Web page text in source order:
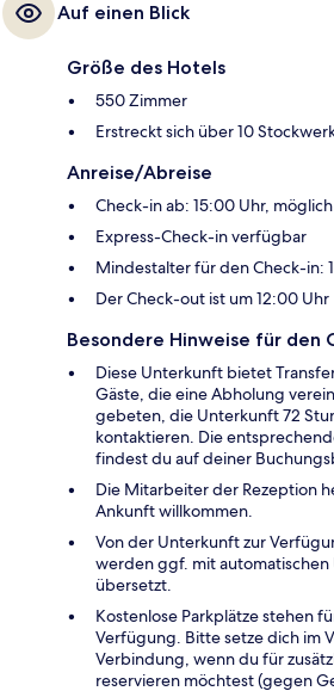
Auf einen Blick
Größe des Hotels
550 Zimmer
Erstreckt sich über 10
Anreise/Abreise
Check-in ab: 15:00 Uhr,
Express-Check-in verfügbar
Mindestalter für den Check-in:
Der Check-out ist um 12:00 Uhr
Besondere Hinweise für den
Diese Unterkunft bietet
Gäste, die eine Abholung
gebeten, die Unterkunft 72
kontaktieren. Die
findest du auf deiner
Die Mitarbeiter der Rezeption
Ankunft willkommen.
Von der Unterkunft zur
werden ggf. mit
übersetzt.
Kostenlose Parkplätze stehen
Verfügung. Bitte setze dich im
Verbindung, wenn du für
reservieren möchtest (gegen